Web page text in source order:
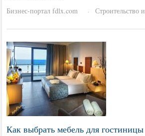
Бизнес-портал fdlx.com
· Строительство
Как выбрать мебель для гостиницы